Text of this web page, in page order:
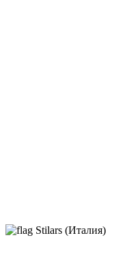
Stilars (Италия)